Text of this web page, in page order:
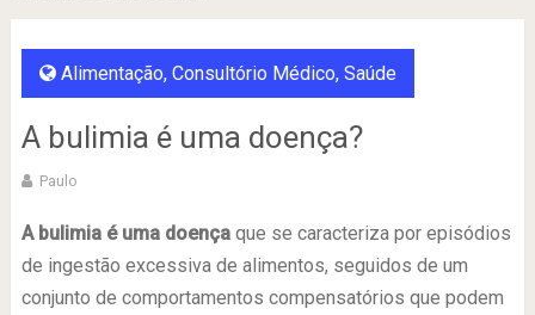
Alimentação, Consultório Médico, Saúde
A bulimia é uma doença?
Paulo
A bulimia é uma doençaque se caracteriza por episódios
de ingestão excessiva de alimentos, seguidos de um
conjunto de comportamentos compensatórios que podem